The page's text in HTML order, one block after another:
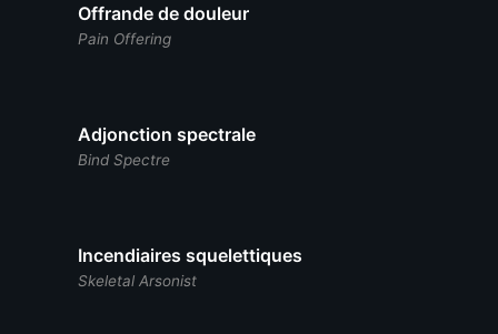
Offrande de douleur
Pain Offering
Adjonction spectrale
Bind Spectre
Incendiaires squelettiques
Skeletal Arsonist